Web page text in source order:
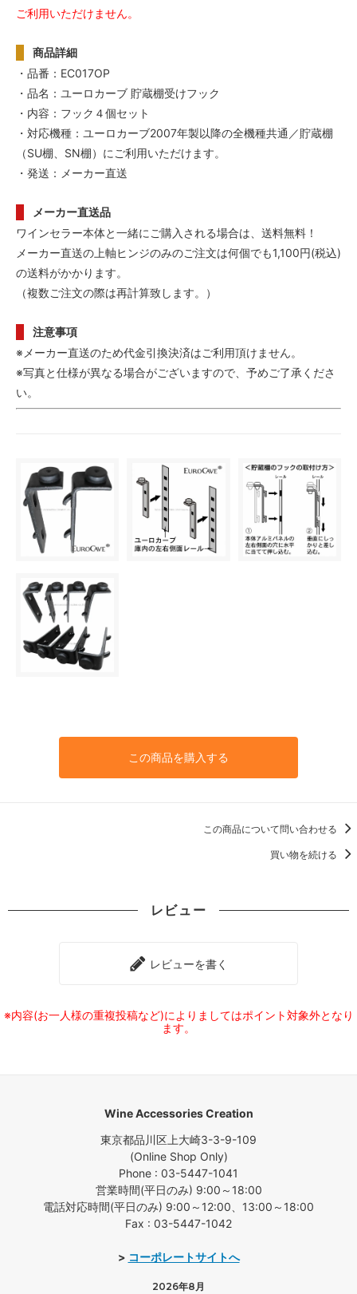
ご利用いただけません。
商品詳細
・品番：EC017OP
・品名：ユーロカーブ 貯蔵棚受けフック
・内容：フック４個セット
・対応機種：ユーロカーブ2007年製以降の全機種共通／貯蔵棚
（SU棚、SN棚）にご利用いただけます。
・発送：メーカー直送
メーカー直送品
ワインセラー本体と一緒にご購入される場合は、送料無料！
メーカー直送の上軸ヒンジのみのご注文は何個でも1,100円(税込)
の送料がかかります。
（複数ご注文の際は再計算致します。）
注意事項
※メーカー直送のため代金引換決済はご利用頂けません。
※写真と仕様が異なる場合がございますので、予めご了承くださ
い。
この商品を購入する
この商品について問い合わせる
買い物を続ける
レビュー
レビューを書く
※内容(お一人様の重複投稿など)によりましてはポイント対象外となり
ます。
Wine Accessories Creation
東京都品川区上大崎3-3-9-109
(Online Shop Only)
Phone : 03-5447-1041
営業時間(平日のみ) 9:00～18:00
電話対応時間(平日のみ) 9:00～12:00、13:00～18:00
Fax : 03-5447-1042
> コーポレートサイトへ
2026年8月